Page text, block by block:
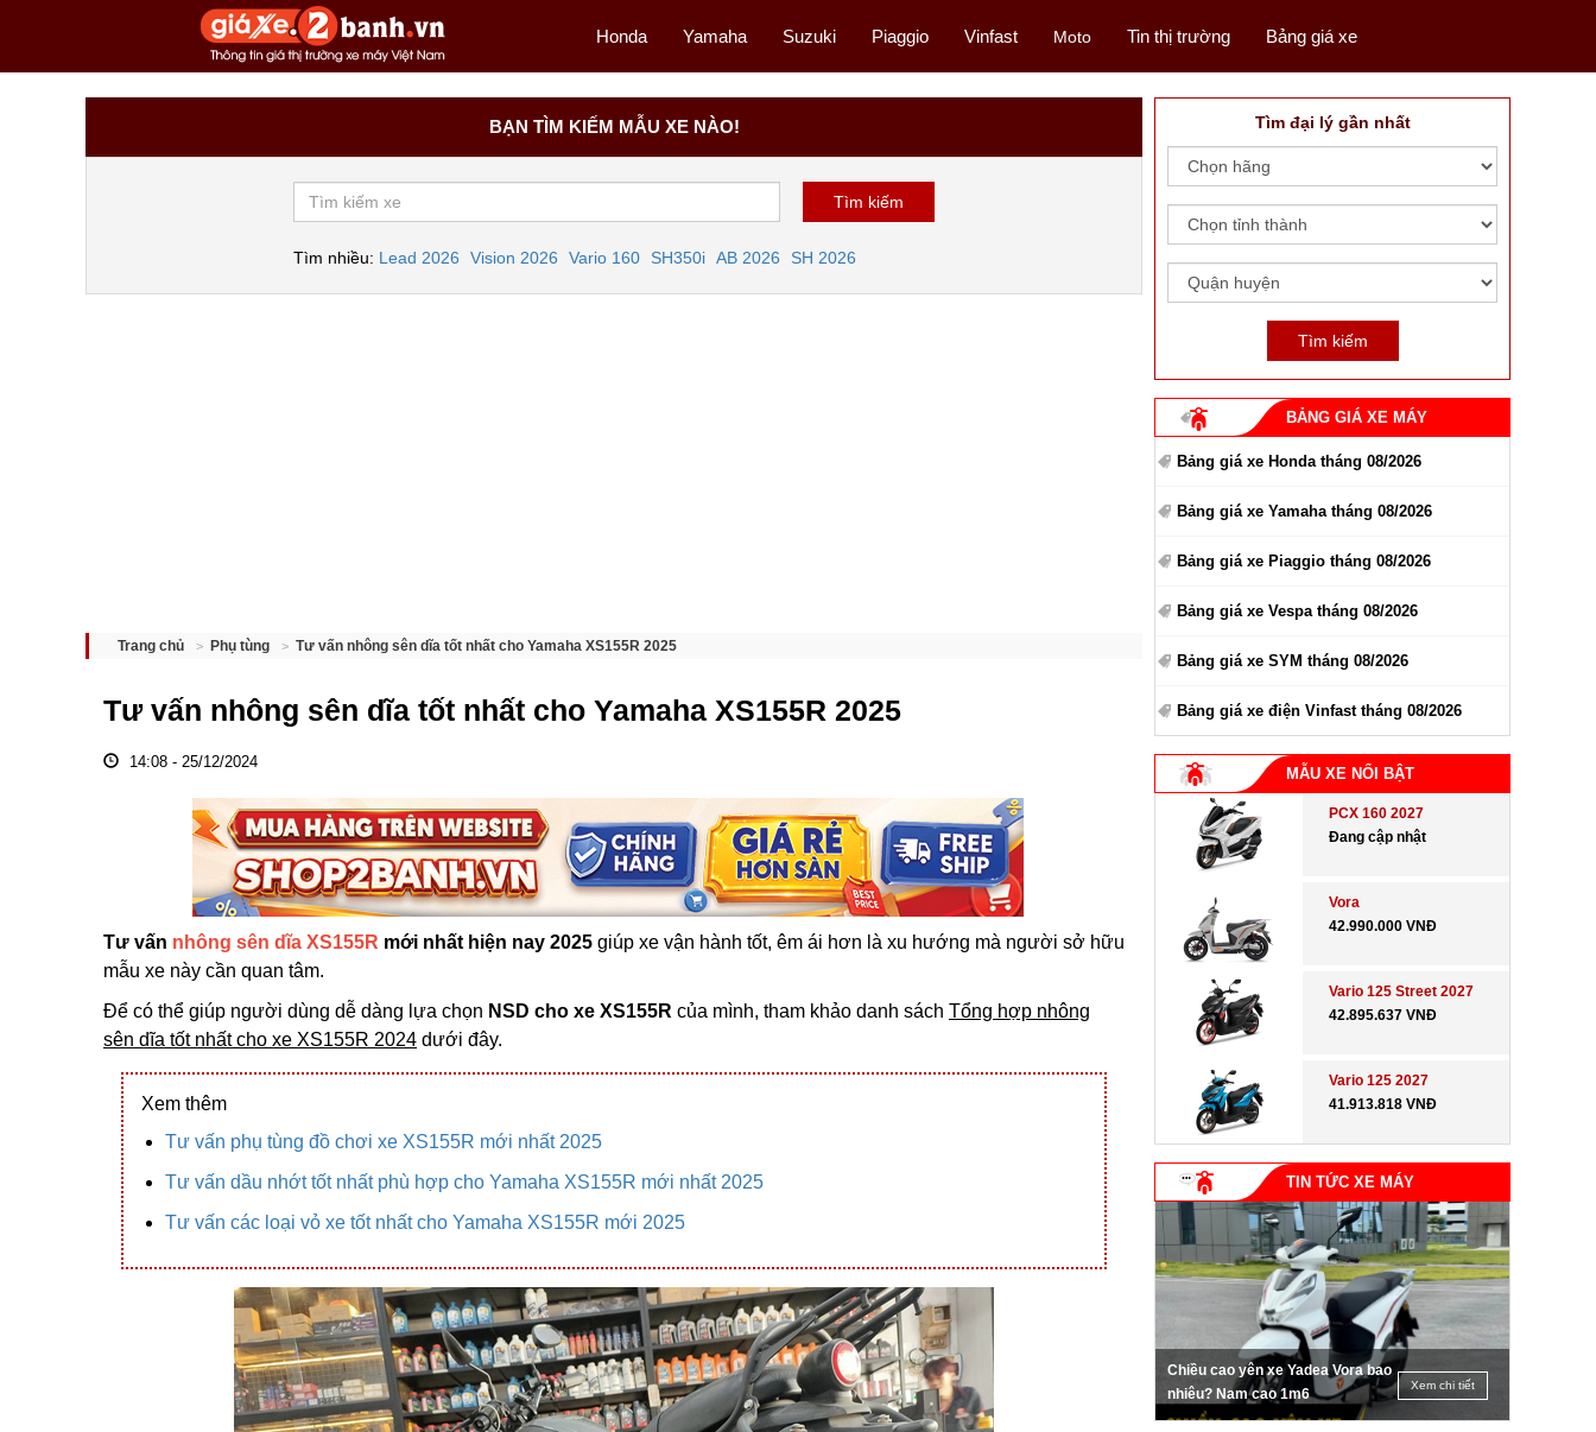
Honda Yamaha Suzuki Piaggio Vinfast Moto Tin thị trường Bảng giá xe
BẠN TÌM KIẾM MẪU XE NÀO!
Tìm nhiều: Lead 2026 Vision 2026 Vario 160 SH350i AB 2026 SH 2026
Trang chủ Phụ tùng Tư vấn nhông sên dĩa tốt nhất cho Yamaha XS155R 2025
Tư vấn nhông sên dĩa tốt nhất cho Yamaha XS155R 2025
14:08 - 25/12/2024
Tư vấn nhông sên dĩa XS155R mới nhất hiện nay 2025 giúp xe vận hành tốt, êm ái hơn là xu hướng mà người sở hữu
mẫu xe này cần quan tâm.
Để có thể giúp người dùng dễ dàng lựa chọn NSD cho xe XS155R của mình, tham khảo danh sách Tổng hợp nhông
sên dĩa tốt nhất cho xe XS155R 2024 dưới đây.
Xem thêm
Tư vấn phụ tùng đồ chơi xe XS155R mới nhất 2025
Tư vấn dầu nhớt tốt nhất phù hợp cho Yamaha XS155R mới nhất 2025
Tư vấn các loại vỏ xe tốt nhất cho Yamaha XS155R mới 2025
Tìm đại lý gần nhất
BẢNG GIÁ XE MÁY
Bảng giá xe Honda tháng 08/2026
Bảng giá xe Yamaha tháng 08/2026
Bảng giá xe Piaggio tháng 08/2026
Bảng giá xe Vespa tháng 08/2026
Bảng giá xe SYM tháng 08/2026
Bảng giá xe điện Vinfast tháng 08/2026
MẪU XE NỔI BẬT
PCX 160 2027
Đang cập nhật
Vora
42.990.000 VNĐ
Vario 125 Street 2027
42.895.637 VNĐ
Vario 125 2027
41.913.818 VNĐ
TIN TỨC XE MÁY
Chiều cao yên xe Yadea Vora bao
nhiêu? Nam cao 1m6
Xem chi tiết